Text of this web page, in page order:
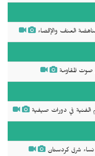
العنف والإقصاء
صوت المقاومة
في دورات صيفية
نساء شرق كردستان